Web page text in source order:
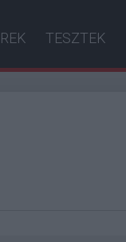
TESZTEK